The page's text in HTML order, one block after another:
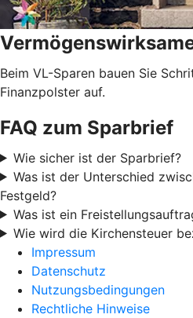
Beim VL-Sparen bauen Sie
Finanzpolster auf.
FAQ zum Sparbrief
Wie sicher ist der Sparbrief?
Was ist der Unterschied
Festgeld?
Was ist ein
Wie wird die Kirchensteuer
Impressum
Datenschutz
Nutzungsbedingungen
Rechtliche Hinweise